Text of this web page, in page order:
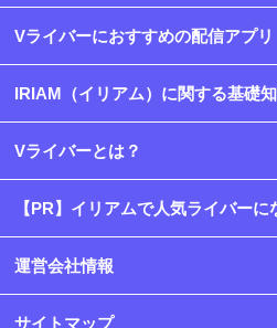
Vライバーにおすすめの配信アプリ
IRIAM（イリアム）に関する基礎
Vライバーとは？
【PR】イリアムで人気ライバーに
運営会社情報
サイトマップ